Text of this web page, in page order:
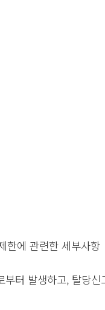
한에 관련한 세부사항
터 발생하고, 탈당신